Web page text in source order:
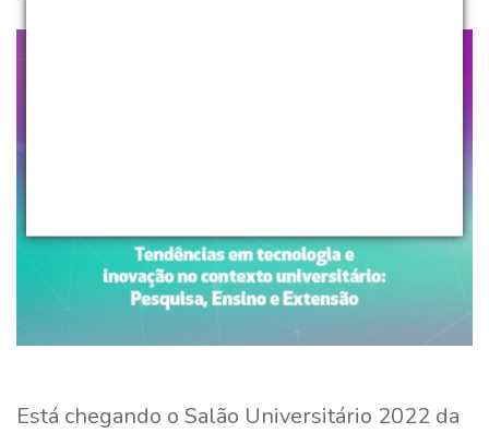
Está chegando o Salão Universitário 2022 da